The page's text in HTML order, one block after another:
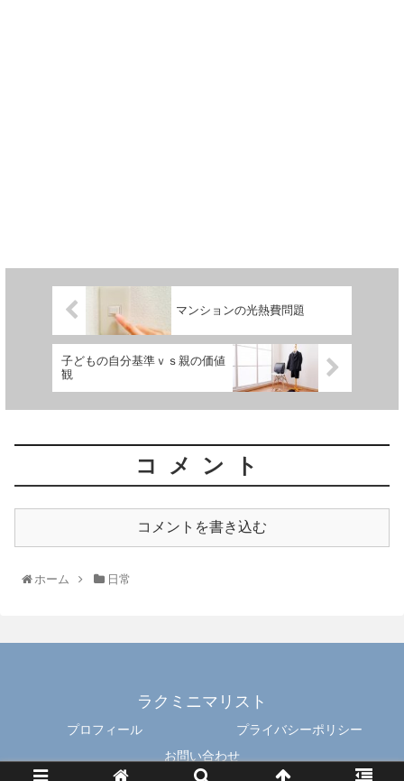
マンションの光熱費問題
子どもの自分基準ｖｓ親の価値
観
コメント
コメントを書き込む
ホーム 日常
ラクミニマリスト
プロフィール
プライバシーポリシー
お問い合わせ